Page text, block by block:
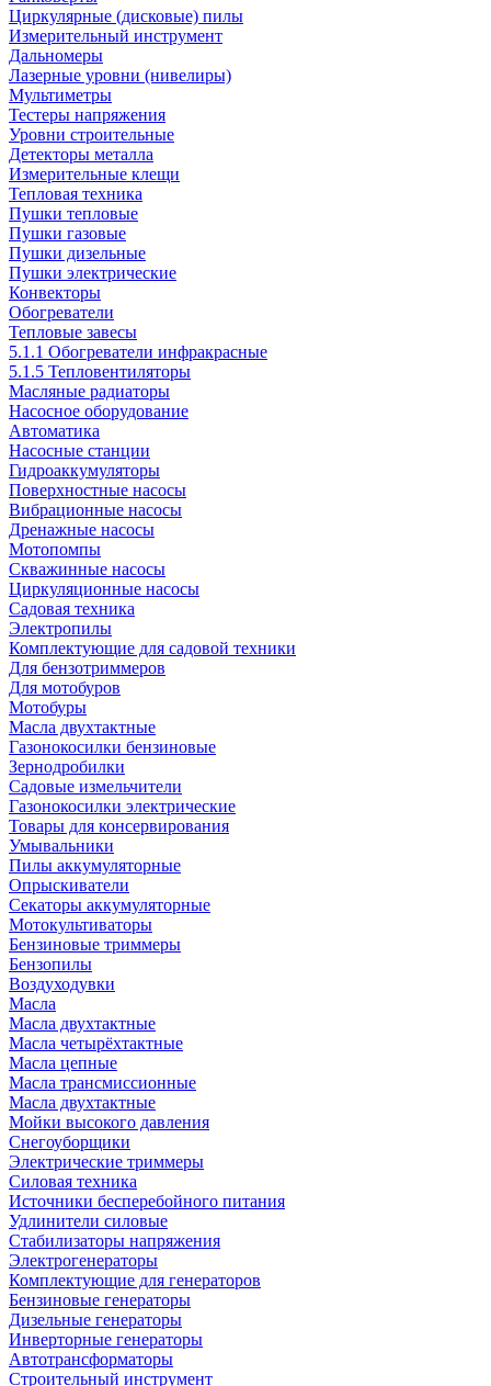
Циркулярные (дисковые) пилы
Измерительный инструмент
Дальномеры
Лазерные уровни (нивелиры)
Мультиметры
Тестеры напряжения
Уровни строительные
Детекторы металла
Измерительные клещи
Тепловая техника
Пушки тепловые
Пушки газовые
Пушки дизельные
Пушки электрические
Конвекторы
Обогреватели
Тепловые завесы
5.1.1 Обогреватели инфракрасные
5.1.5 Тепловентиляторы
Масляные радиаторы
Насосное оборудование
Автоматика
Насосные станции
Гидроаккумуляторы
Поверхностные насосы
Вибрационные насосы
Дренажные насосы
Мотопомпы
Скважинные насосы
Циркуляционные насосы
Садовая техника
Электропилы
Комплектующие для садовой техники
Для бензотриммеров
Для мотобуров
Мотобуры
Масла двухтактные
Газонокосилки бензиновые
Зернодробилки
Садовые измельчители
Газонокосилки электрические
Товары для консервирования
Умывальники
Пилы аккумуляторные
Опрыскиватели
Секаторы аккумуляторные
Мотокультиваторы
Бензиновые триммеры
Бензопилы
Воздуходувки
Масла
Масла двухтактные
Масла четырёхтактные
Масла цепные
Масла трансмиссионные
Масла двухтактные
Мойки высокого давления
Снегоуборщики
Электрические триммеры
Силовая техника
Источники бесперебойного питания
Удлинители силовые
Стабилизаторы напряжения
Электрогенераторы
Комплектующие для генераторов
Бензиновые генераторы
Дизельные генераторы
Инверторные генераторы
Автотрансформаторы
Строительный инструмент